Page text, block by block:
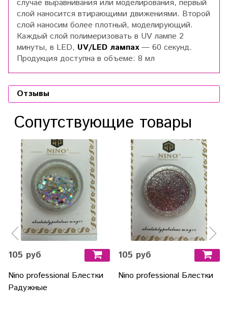
случае выравнивания или моделирования, первый
слой наносится втирающими движениями. Второй
слой наносим более плотный, моделирующий.
Каждый слой полимеризовать в UV лампе 2
минуты, в LED, UV/LED лампах— 60 секунд.
Продукция доступна в объеме: 8 мл
Отзывы
Сопутствующие товары
105 руб
Nino professional Блестки
Радужные
105 руб
Nino professional Блестки